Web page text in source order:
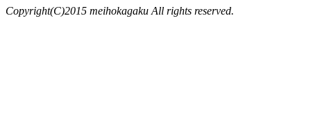
Copyright(C)2015 meihokagaku All rights reserved.